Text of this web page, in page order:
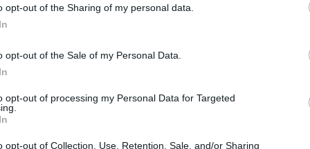
opt-out of the Sharing of my personal data.
opt-out of the Sale of my Personal Data.
opt-out of processing my Personal Data for Targeted
opt-out of Collection, Use, Retention, Sale, and/or Sharing
kulturális vonzerejének erősítése
által a
millióforintból valósult meg
szolgáltatást hoztak létre, amely akár
illeszkedve minőségi élményt nyújt a